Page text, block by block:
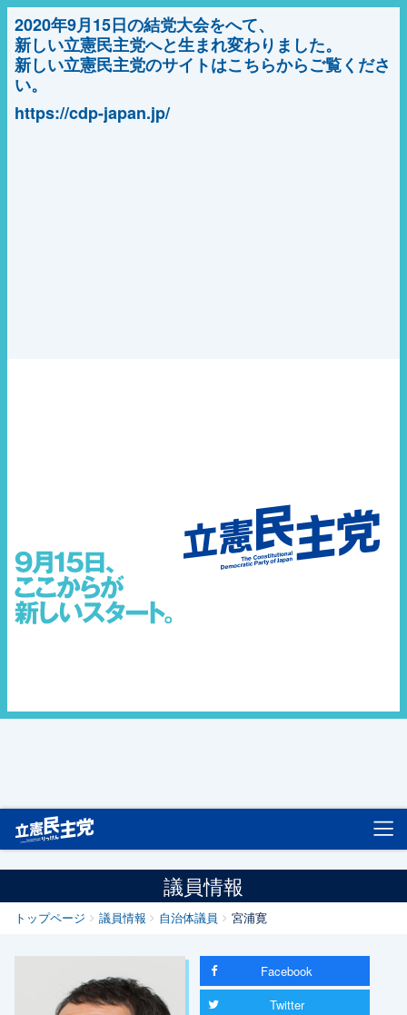
2020年9月15日の結党大会をへて、
新しい立憲民主党へと生まれ変わりました。
新しい立憲民主党のサイトはこちらからご覧くださ
い。
https://cdp-japan.jp/
議員情報
トップページ 議員情報 自治体議員 宮浦寛
Facebook
Twitter